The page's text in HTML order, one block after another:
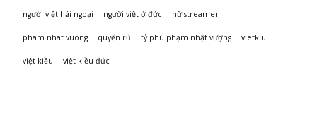
người việt hải ngoại người việt ở đức nữ streamer
pham nhat vuong quyến rũ tỷ phú phạm nhật vượng vietkiu
việt kiều việt kiều đức